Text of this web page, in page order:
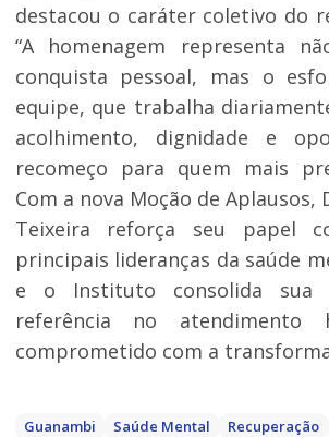
destacou o caráter coletivo do
“A homenagem representa
conquista pessoal, mas o
equipe, que trabalha
acolhimento, dignidade e
recomeço para quem mais
Com a nova Moção de Aplausos,
Teixeira reforça seu papel
principais lideranças da saúde
e o Instituto consolida sua
referência no atendimento
comprometido com a
Guanambi Saúde Mental Recuperação